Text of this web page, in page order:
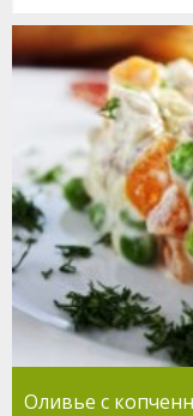
Оливье с